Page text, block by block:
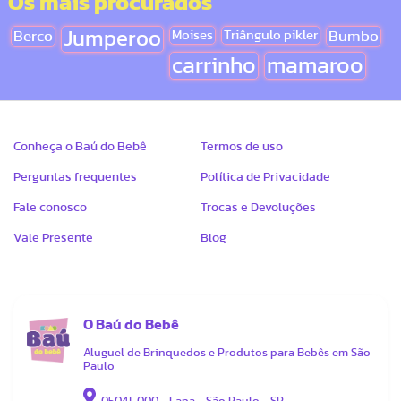
Berco Jumperoo Moises Triângulo pikler Bumbo
carrinho mamaroo
Conheça o Baú do Bebê
Perguntas frequentes
Fale conosco
Vale Presente
Termos de uso
Política de Privacidade
Trocas e Devoluções
Blog
O Baú do Bebê
Aluguel de Brinquedos e Produtos para Bebês em São
Paulo